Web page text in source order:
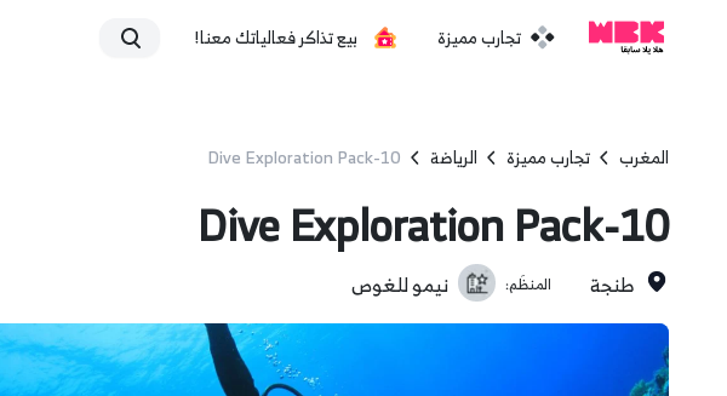
تجارب مميزة بيع تذاكر فعالياتك معنا!
المغرب تجارب مميزة الرياضة
10-Dive Exploration Pack
10-Dive Exploration Pack
طنجة المنظَم: نيمو للغوص